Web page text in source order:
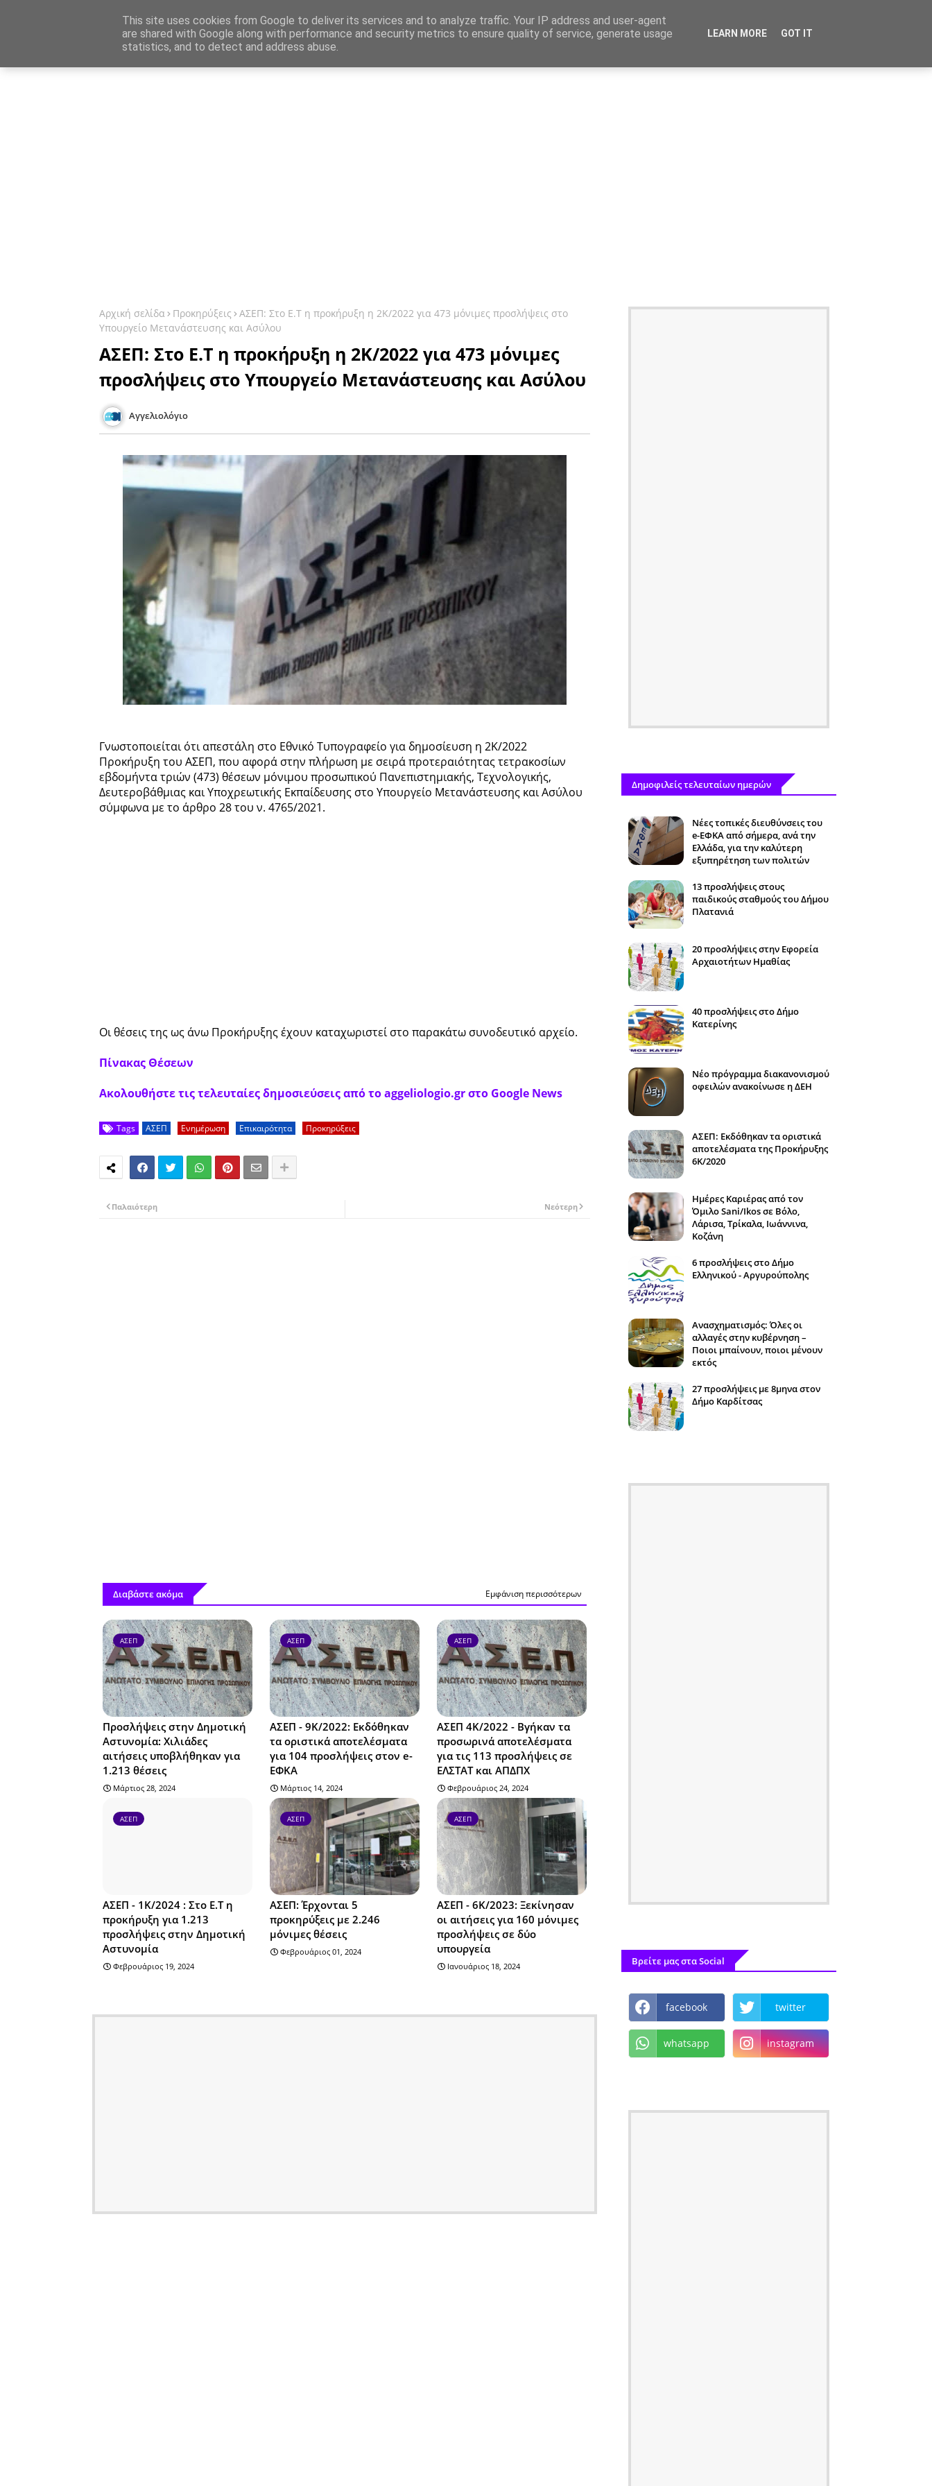
Καταχώρηση Αγγελίας Επικοινωνία Site Map
Ενημέρωση Αγγελίες Εργασίας
Αρχική σελίδα Προκηρύξεις
ΑΣΕΠ: Στο Ε.Τ η προκήρυξη η 2K/2022 για 473 μόνιμες προσλήψεις στο
Υπουργείο Μετανάστευσης και Ασύλου
ΑΣΕΠ: Στο Ε.Τ η προκήρυξη η 2K/2022 για 473 μόνιμες
προσλήψεις στο Υπουργείο Μετανάστευσης και Ασύλου
Αγγελιολόγιο
Γνωστοποιείται ότι απεστάλη στο Εθνικό Τυπογραφείο για δημοσίευση η 2K/2022
Προκήρυξη του ΑΣΕΠ, που αφορά στην πλήρωση με σειρά προτεραιότητας τετρακοσίων
εβδομήντα τριών (473) θέσεων μόνιμου προσωπικού Πανεπιστημιακής, Τεχνολογικής,
Δευτεροβάθμιας και Υποχρεωτικής Εκπαίδευσης στο Υπουργείο Μετανάστευσης και Ασύλου
σύμφωνα με το άρθρο 28 του ν. 4765/2021.
Οι θέσεις της ως άνω Προκήρυξης έχουν καταχωριστεί στο παρακάτω συνοδευτικό αρχείο.
Πίνακας Θέσεων
Ακολουθήστε τις τελευταίες δημοσιεύσεις από το aggeliologio.gr στο Google News
Tags ΑΣΕΠ Ενημέρωση Επικαιρότητα Προκηρύξεις
Νεότερη
Παλαιότερη
Διαβάστε ακόμα Εμφάνιση περισσότερων
ΑΣΕΠ
Προσλήψεις στην Δημοτική
Αστυνομία: Χιλιάδες
αιτήσεις υποβλήθηκαν για
1.213 θέσεις
Μάρτιος 28, 2024
ΑΣΕΠ
ΑΣΕΠ - 9Κ/2022: Εκδόθηκαν
τα οριστικά αποτελέσματα
για 104 προσλήψεις στον e-
ΕΦΚΑ
Μάρτιος 14, 2024
ΑΣΕΠ
ΑΣΕΠ 4Κ/2022 - Βγήκαν τα
προσωρινά αποτελέσματα
για τις 113 προσλήψεις σε
ΕΛΣΤΑΤ και ΑΠΔΠΧ
Φεβρουάριος 24, 2024
ΑΣΕΠ
ΑΣΕΠ - 1Κ/2024 : Στο Ε.Τ η
προκήρυξη για 1.213
προσλήψεις στην Δημοτική
Αστυνομία
Φεβρουάριος 19, 2024
ΑΣΕΠ
ΑΣΕΠ: Έρχονται 5
προκηρύξεις με 2.246
μόνιμες θέσεις
Φεβρουάριος 01, 2024
ΑΣΕΠ
ΑΣΕΠ - 6Κ/2023: Ξεκίνησαν
οι αιτήσεις για 160 μόνιμες
προσλήψεις σε δύο
υπουργεία
Ιανουάριος 18, 2024
Δημοφιλείς τελευταίων ημερών
Νέες τοπικές διευθύνσεις του
e-ΕΦΚΑ από σήμερα, ανά την
Ελλάδα, για την καλύτερη
εξυπηρέτηση των πολιτών
13 προσλήψεις στους
παιδικούς σταθμούς του Δήμου
Πλατανιά
20 προσλήψεις στην Εφορεία
Αρχαιοτήτων Ημαθίας
40 προσλήψεις στο Δήμο
Κατερίνης
Νέο πρόγραμμα διακανονισμού
οφειλών ανακοίνωσε η ΔΕΗ
ΑΣΕΠ: Εκδόθηκαν τα οριστικά
αποτελέσματα της Προκήρυξης
6Κ/2020
Ημέρες Καριέρας από τον
Όμιλο Sani/Ikos σε Βόλο,
Λάρισα, Τρίκαλα, Ιωάννινα,
Κοζάνη
6 προσλήψεις στο Δήμο
Ελληνικού - Αργυρούπολης
Ανασχηματισμός: Όλες οι
αλλαγές στην κυβέρνηση –
Ποιοι μπαίνουν, ποιοι μένουν
εκτός
27 προσλήψεις με 8μηνα στον
Δήμο Καρδίτσας
Βρείτε μας στα Social
facebook twitter
whatsapp instagram
This site uses cookies from Google to deliver its services and to analyze traffic. Your IP address and user-agent
are shared with Google along with performance and security metrics to ensure quality of service, generate usage
statistics, and to detect and address abuse.
LEARN MORE GOT IT